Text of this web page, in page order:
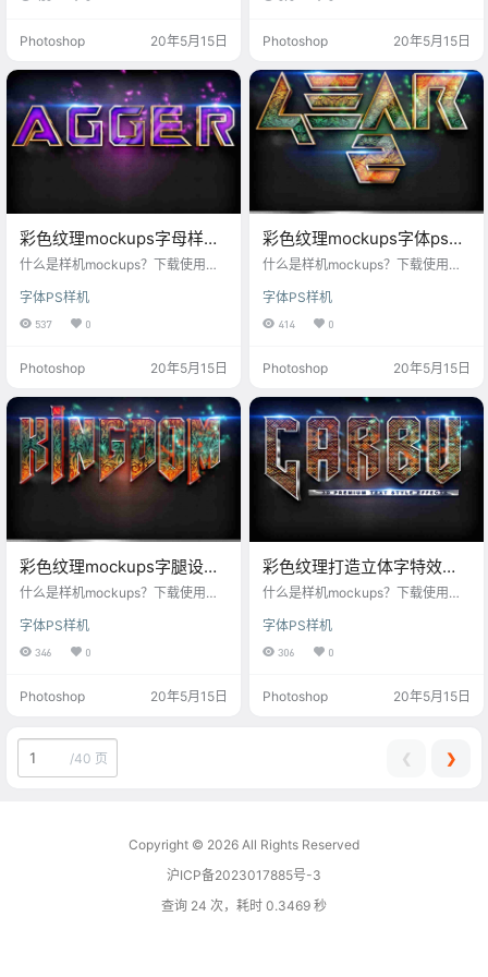
样机风格多元化，丰富的样机场
精心筛选，助你打造炫酷文字logo
师对mockups样机素材的各种需
求。
Photoshop 20年5月15日
样机风格多元化，丰富的样机场
精心筛选，助你打造炫酷文字logo
师对mockups样机素材的各种需
求。
Photoshop 20年5月15日
彩色纹理mockups字母样机
素材
什么是样机mockups？下载使用这
材，快速生成提高你的工作效率，
每一个样机素材高清可印刷，字体
们精心筛选，助你打造炫酷文字log
计师对mockups样机素材的各种需
求。
字体PS样机
537 0
Photoshop 20年5月15日
彩色纹理mockups字体ps样
机
什么是样机mockups？下载使用这
快速生成提高你的工作效率，每一
个样机素材高清可印刷，字体样式
精心筛选，助你打造炫酷文字logo
师对mockups样机素材的各种需
求。
字体PS样机
414 0
Photoshop 20年5月15日
彩色纹理mockups字腿设计
样机
什么是样机mockups？下载使用这
机，快速生成提高你的工作效率，
每一个样机素材高清可印刷，字体
们精心筛选，助你打造炫酷文字log
求。
字体PS样机
346 0
Photoshop 20年5月15日
彩色纹理打造立体字特效
mockups样机
什么是样机mockups？下载使用这
s样机，快速生成提高你的工作效
率，每一个样机素材高清可印刷，
是我们精心筛选，助你打造炫酷文
字体PS样机
306 0
Photoshop 20年5月15日
/40 页 ❮ ❯
Copyright © 2026 All Rights Reserved
沪ICP备2023017885号-3
查询 24 次，耗时 0.3469 秒